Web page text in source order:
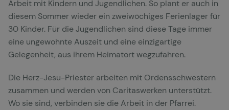
Arbeit mit Kindern und Jugendlichen. So plant er auch in
diesem Sommer wieder ein zweiwöchiges Ferienlager für
30 Kinder. Für die Jugendlichen sind diese Tage immer
eine ungewohnte Auszeit und eine einzigartige
Gelegenheit, aus ihrem Heimatort wegzufahren.
Die Herz-Jesu-Priester arbeiten mit Ordensschwestern
zusammen und werden von Caritaswerken unterstützt.
Wo sie sind, verbinden sie die Arbeit in der Pfarrei.